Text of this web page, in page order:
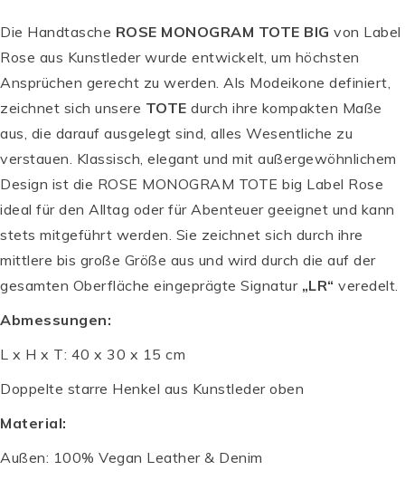
Die Handtasche ROSE MONOGRAM TOTE BIG von Label
Rose aus Kunstleder wurde entwickelt, um höchsten
Ansprüchen gerecht zu werden. Als Modeikone definiert,
zeichnet sich unsere TOTE durch ihre kompakten Maße
aus, die darauf ausgelegt sind, alles Wesentliche zu
verstauen. Klassisch, elegant und mit außergewöhnlichem
Design ist die ROSE MONOGRAM TOTE big Label Rose
ideal für den Alltag oder für Abenteuer geeignet und kann
stets mitgeführt werden. Sie zeichnet sich durch ihre
mittlere bis große Größe aus und wird durch die auf der
gesamten Oberfläche eingeprägte Signatur „LR“ veredelt.
Abmessungen:
L x H x T: 40 x 30 x 15 cm
Doppelte starre Henkel aus Kunstleder oben
Material:
Außen: 100% Vegan Leather & Denim